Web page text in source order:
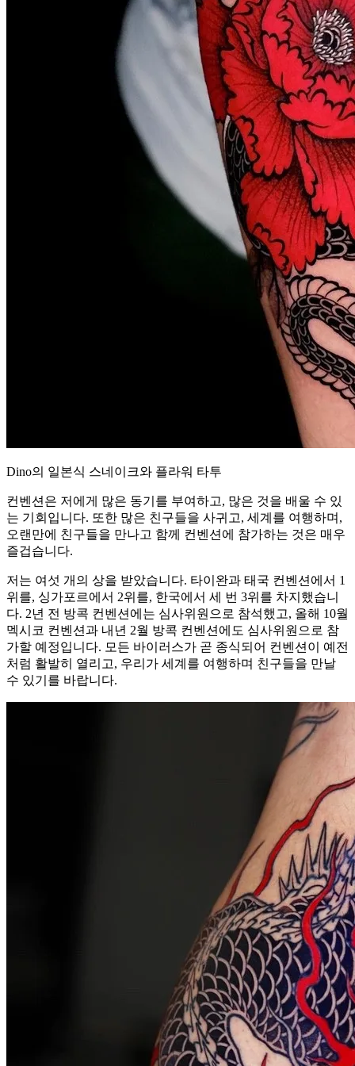
Dino의 일본식 스네이크와 플라워 타투
컨벤션은 저에게 많은 동기를 부여하고, 많은 것을 배울 수 있
는 기회입니다. 또한 많은 친구들을 사귀고, 세계를 여행하며,
오랜만에 친구들을 만나고 함께 컨벤션에 참가하는 것은 매우
즐겁습니다.
저는 여섯 개의 상을 받았습니다. 타이완과 태국 컨벤션에서 1
위를, 싱가포르에서 2위를, 한국에서 세 번 3위를 차지했습니
다. 2년 전 방콕 컨벤션에는 심사위원으로 참석했고, 올해 10월
멕시코 컨벤션과 내년 2월 방콕 컨벤션에도 심사위원으로 참
가할 예정입니다. 모든 바이러스가 곧 종식되어 컨벤션이 예전
처럼 활발히 열리고, 우리가 세계를 여행하며 친구들을 만날
수 있기를 바랍니다.